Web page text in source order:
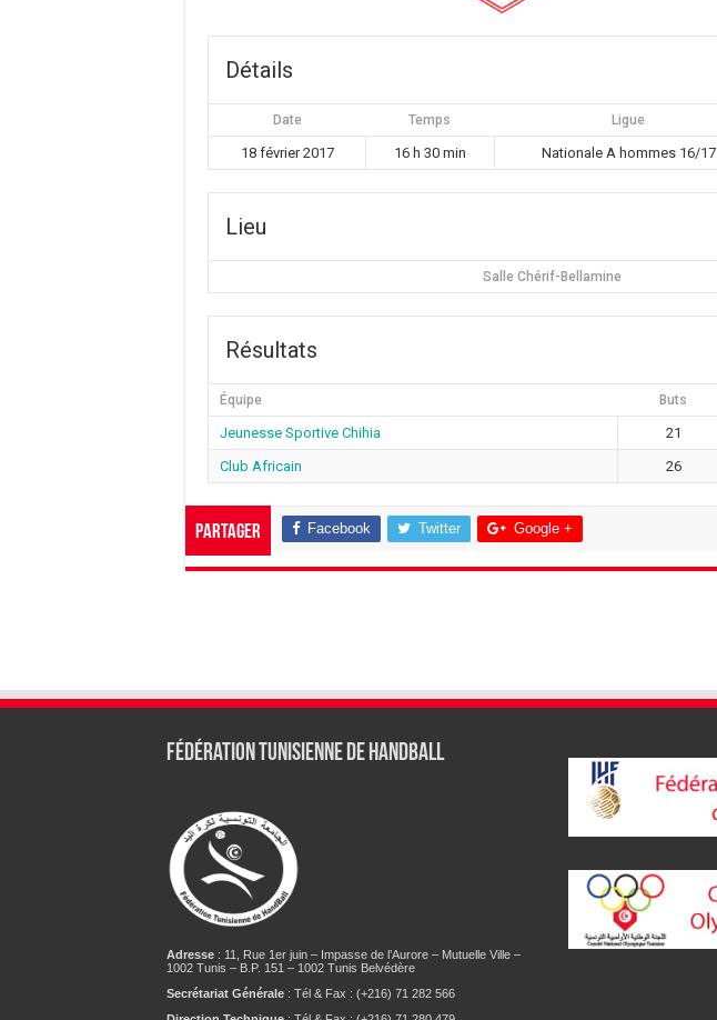
Détails
Date Temps Ligue
18 février 2017 16 h 30 min Nationale A hommes 16/17
Lieu
Salle Chérif-Bellamine
Résultats
Équipe Buts
Jeunesse Sportive Chihia 21
Club Africain
26
Partager Facebook Twitter Google +
Fédération tunisienne de Handball
Adresse: 11, Rue 1er juin – Impasse de l’Aurore – Mutuelle Ville –
1002 Tunis – B.P. 151 – 1002 Tunis Belvédère
Secrétariat Générale: Tél & Fax : (+216) 71 282 566